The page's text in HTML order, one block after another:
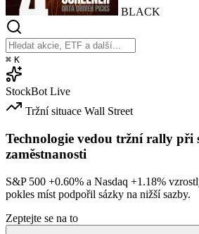
BLACK
⌘ K
StockBot Live
Tržní situace Wall Street
Technologie vedou tržní rally při
zaměstnanosti
S&P 500 +0.60% a Nasdaq +1.18%
pokles míst podpořil sázky na nižší sazby.
Zeptejte se na to